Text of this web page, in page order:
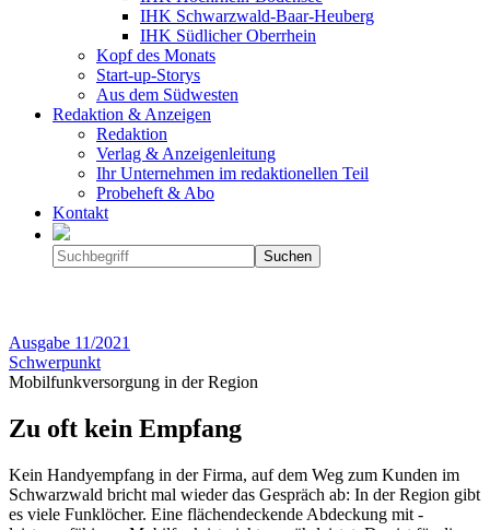
IHK Schwarzwald-Baar-Heuberg
IHK Südlicher Oberrhein
Kopf des Monats
Start-up-Storys
Aus dem Südwesten
Redaktion & Anzeigen
Redaktion
Verlag & Anzeigenleitung
Ihr Unternehmen im redaktionellen Teil
Probeheft & Abo
Kontakt
Ausgabe 11/2021
Schwerpunkt
Mobilfunkversorgung in der Region
Zu oft kein Empfang
Kein Handyempfang in der Firma, auf dem Weg zum Kunden im
Schwarzwald bricht mal ­wieder das Gespräch ab: In der Region gibt
es viele Funklöcher. Eine flächendeckende Abdeckung mit ­